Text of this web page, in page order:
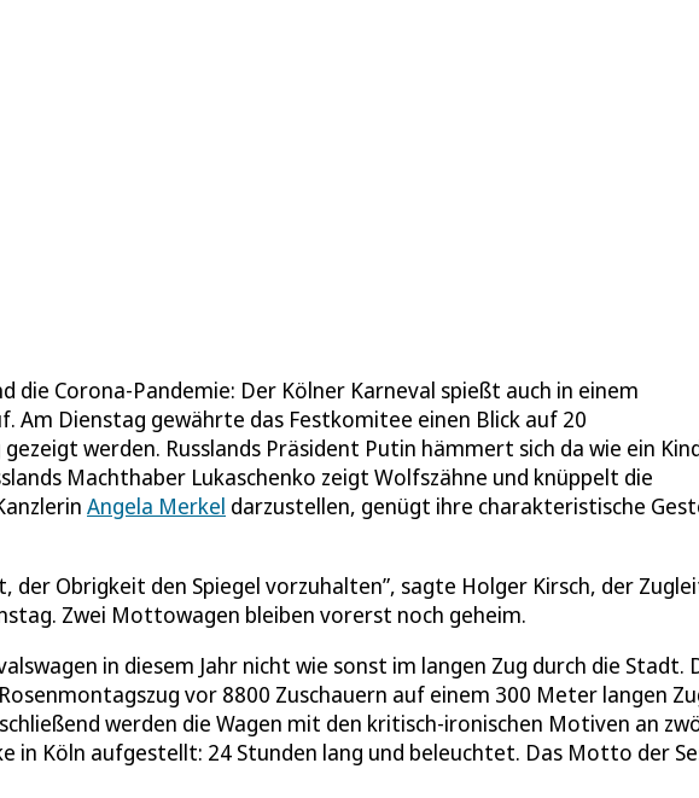
die Corona-Pandemie: Der Kölner Karneval spießt auch in einem
Am Dienstag gewährte das Festkomitee einen Blick auf 20
werden. Russlands Präsident Putin hämmert sich da wie ein
Machthaber Lukaschenko zeigt Wolfszähne und knüppelt die
Angela Merkel darzustellen, genügt ihre charakteristische
der Obrigkeit den Spiegel vorzuhalten”, sagte Holger Kirsch, der
Zwei Mottowagen bleiben vorerst noch geheim.
in diesem Jahr nicht wie sonst im langen Zug durch die Stadt.
vor 8800 Zuschauern auf einem 300 Meter langen
werden die Wagen mit den kritisch-ironischen Motiven an
in Köln aufgestellt: 24 Stunden lang und beleuchtet. Das Motto der